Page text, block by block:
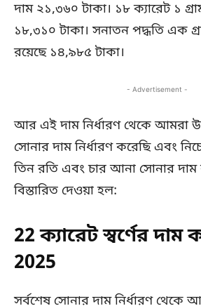
দাম ২১,৩৬০ টাকা। ১৮ ক্যারেট ১
১৮,৩১০ টাকা। সনাতন পদ্ধতি এক
রয়েছে ১৪,৯৮৫ টাকা।
- Advertisement -
আর এই দাম নির্ধারণ থেকে আমরা
সোনার দাম নির্ধারণ করেছি এবং
তিন রতি এবং চার আনা সোনার
বিস্তারিত দেওয়া হল:
22 ক্যারেট স্বর্ণের
2025
সর্বশেষ সোনার দাম নির্ধারণ থেকে